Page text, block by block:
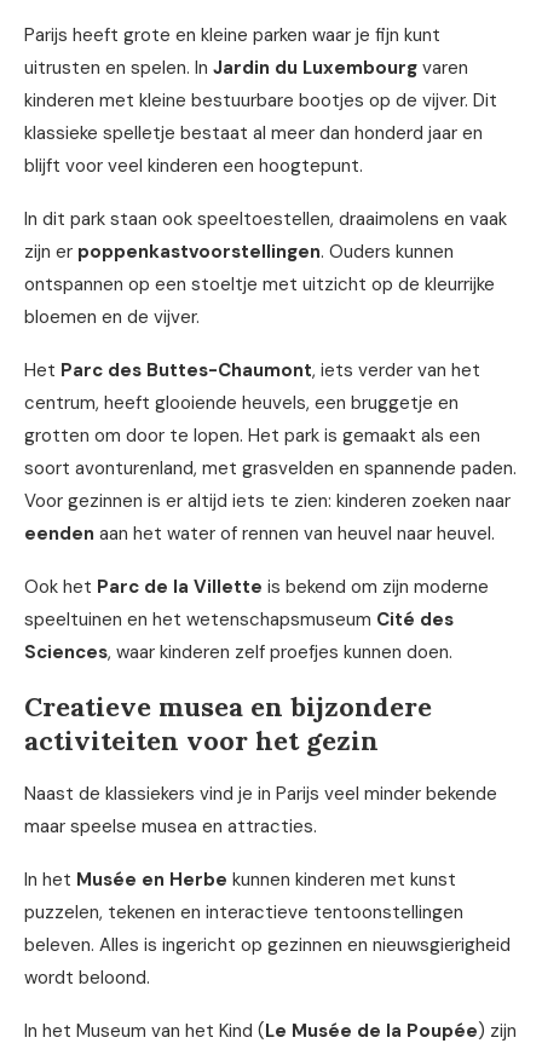
Parijs heeft grote en kleine parken waar je fijn kunt
uitrusten en spelen. In Jardin du Luxembourg varen
kinderen met kleine bestuurbare bootjes op de vijver. Dit
klassieke spelletje bestaat al meer dan honderd jaar en
blijft voor veel kinderen een hoogtepunt.
In dit park staan ook speeltoestellen, draaimolens en vaak
zijn er poppenkastvoorstellingen. Ouders kunnen
ontspannen op een stoeltje met uitzicht op de kleurrijke
bloemen en de vijver.
Het Parc des Buttes-Chaumont, iets verder van het
centrum, heeft glooiende heuvels, een bruggetje en
grotten om door te lopen. Het park is gemaakt als een
soort avonturenland, met grasvelden en spannende paden.
Voor gezinnen is er altijd iets te zien: kinderen zoeken naar
eenden aan het water of rennen van heuvel naar heuvel.
Ook het Parc de la Villette is bekend om zijn moderne
speeltuinen en het wetenschapsmuseum Cité des
Sciences, waar kinderen zelf proefjes kunnen doen.
Creatieve musea en bijzondere
activiteiten voor het gezin
Naast de klassiekers vind je in Parijs veel minder bekende
maar speelse musea en attracties.
In het Musée en Herbe kunnen kinderen met kunst
puzzelen, tekenen en interactieve tentoonstellingen
beleven. Alles is ingericht op gezinnen en nieuwsgierigheid
wordt beloond.
In het Museum van het Kind (Le Musée de la Poupée) zijn